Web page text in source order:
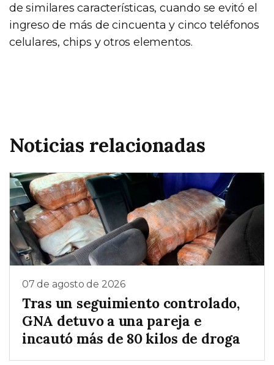
de similares características, cuando se evitó el
ingreso de más de cincuenta y cinco teléfonos
celulares, chips y otros elementos.
Noticias relacionadas
07 de agosto de 2026
Tras un seguimiento controlado,
GNA detuvo a una pareja e
incautó más de 80 kilos de droga